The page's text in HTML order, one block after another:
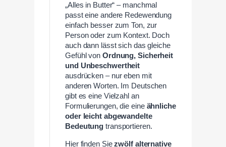
„Alles in Butter“ – manchmal
passt eine andere Redewendung
einfach besser zum Ton, zur
Person oder zum Kontext. Doch
auch dann lässt sich das gleiche
Gefühl von Ordnung, Sicherheit
und Unbeschwertheit
ausdrücken – nur eben mit
anderen Worten. Im Deutschen
gibt es eine Vielzahl an
Formulierungen, die eine ähnliche
oder leicht abgewandelte
Bedeutung transportieren.
Hier finden Siezwölf alternative